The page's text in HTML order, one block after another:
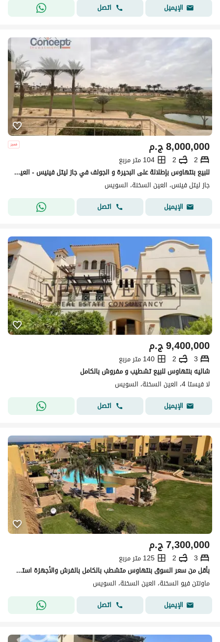
الإيميل
اتصل
ج.م8,000,000
2
2
104 متر مربع
للبيع بنتهاوس بإطلالة على البحيرة و الجولف في جاز ليتل فينيس - العين السخنة
جاز ليتل فينس، العين السخنة، السويس
الإيميل
اتصل
ج.م9,400,000
3
2
140 متر مربع
شاليه بنتهاوس للبيع تشطيب و مفروش بالكامل
لا فيستا 4، العين السخنة، السويس
الإيميل
اتصل
ج.م7,300,000
3
2
125 متر مربع
بأقل من سعر السوق بنتهاوس متشطب بالكامل بالفرش والأجهزة استلام فوري فيو بحر وحمام سباحة ريسيل في ماونتن فيو 1 العين السخنة Mountain View 1 Ain Sokhna
ماونتن فيو السخنة، العين السخنة، السويس
الإيميل
اتصل